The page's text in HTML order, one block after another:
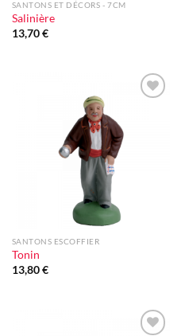
SANTONS ET DÉCORS - 7CM
Salinière
13,70€
SANTONS ESCOFFIER
Tonin
13,80€